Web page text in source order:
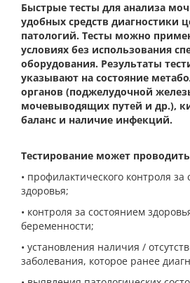
Быстрые тесты для анализа
удобных средств диагностики
патологий. Тесты можно
условиях без использования
оборудования. Результаты
указывают на состояние
органов (поджелудочной
мочевыводящих путей и др.),
баланс и наличие инфекций.
Тестирование может
• профилактического контроля за
здоровья;
• контроля за состоянием
беременности;
• установления наличия /
заболевания, которое ранее